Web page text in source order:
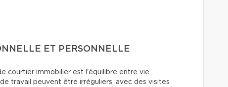
ET PERSONNELLE
courtier immobilier est l'équilibre entre vie
travail peuvent être irréguliers, avec des visites